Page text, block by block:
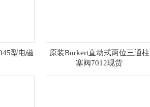
型电磁
原装Burkert直动式两位三通柱
塞阀7012现货